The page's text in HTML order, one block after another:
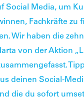
Social Media, um
Fachkräfte zu
Wir haben die
von der Aktion
deinen Social-
die du sofort